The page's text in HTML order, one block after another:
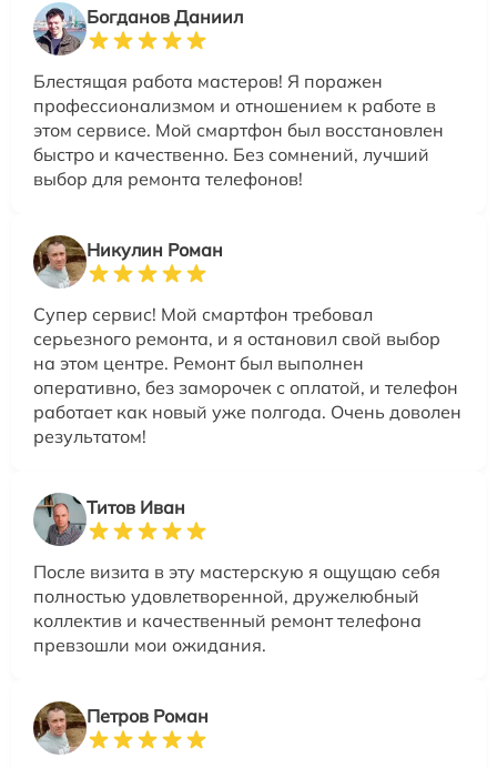
Богданов Даниил
Блестящая работа мастеров! Я поражен
профессионализмом и отношением к работе в
этом сервисе. Мой смартфон был восстановлен
быстро и качественно. Без сомнений, лучший
выбор для ремонта телефонов!
Никулин Роман
Супер сервис! Мой смартфон требовал
серьезного ремонта, и я остановил свой выбор
на этом центре. Ремонт был выполнен
оперативно, без заморочек с оплатой, и телефон
работает как новый уже полгода. Очень доволен
результатом!
Титов Иван
После визита в эту мастерскую я ощущаю себя
полностью удовлетворенной, дружелюбный
коллектив и качественный ремонт телефона
превзошли мои ожидания.
Петров Роман